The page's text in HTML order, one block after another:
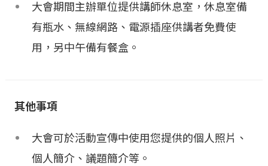
大會期間主辦單位提供講師休息室，休息室備
有瓶水、無線網路、電源插座供講者免費使
用，另中午備有餐盒。
其他事項
大會可於活動宣傳中使用您提供的個人照片、
個人簡介、議題簡介等。